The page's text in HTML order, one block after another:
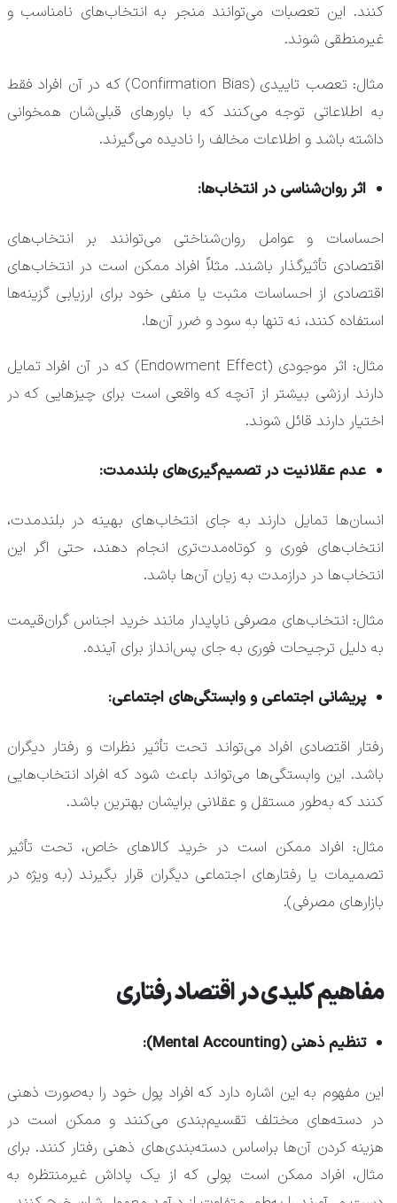
کنند. این تعصبات می‌توانند منجر به انتخاب‌های نامناسب و
غیرمنطقی شوند.
مثال: تعصب تاییدی (Confirmation Bias) که در آن افراد فقط
به اطلاعاتی توجه می‌کنند که با باورهای قبلی‌شان همخوانی
داشته باشد و اطلاعات مخالف را نادیده می‌گیرند.
اثر روان‌شناسی در انتخاب‌ها:
احساسات و عوامل روان‌شناختی می‌توانند بر انتخاب‌های
اقتصادی تأثیرگذار باشند. مثلاً افراد ممکن است در انتخاب‌های
اقتصادی از احساسات مثبت یا منفی خود برای ارزیابی گزینه‌ها
استفاده کنند، نه تنها به سود و ضرر آن‌ها.
مثال: اثر موجودی (Endowment Effect) که در آن افراد تمایل
دارند ارزشی بیشتر از آنچه که واقعی است برای چیزهایی که در
اختیار دارند قائل شوند.
عدم عقلانیت در تصمیم‌گیری‌های بلندمدت:
انسان‌ها تمایل دارند به جای انتخاب‌های بهینه در بلندمدت،
انتخاب‌های فوری و کوتاه‌مدت‌تری انجام دهند، حتی اگر این
انتخاب‌ها در درازمدت به زیان آن‌ها باشد.
مثال: انتخاب‌های مصرفی ناپایدار مانند خرید اجناس گران‌قیمت
به دلیل ترجیحات فوری به جای پس‌انداز برای آینده.
پریشانی اجتماعی و وابستگی‌های اجتماعی:
رفتار اقتصادی افراد می‌تواند تحت تأثیر نظرات و رفتار دیگران
باشد. این وابستگی‌ها می‌تواند باعث شود که افراد انتخاب‌هایی
کنند که به‌طور مستقل و عقلانی برایشان بهترین باشد.
مثال: افراد ممکن است در خرید کالاهای خاص، تحت تأثیر
تصمیمات یا رفتارهای اجتماعی دیگران قرار بگیرند (به ویژه در
بازارهای مصرفی).
مفاهیم کلیدی در اقتصاد رفتاری
تنظیم ذهنی (Mental Accounting):
این مفهوم به این اشاره دارد که افراد پول خود را به‌صورت ذهنی
در دسته‌های مختلف تقسیم‌بندی می‌کنند و ممکن است در
هزینه کردن آن‌ها براساس دسته‌بندی‌های ذهنی رفتار کنند. برای
مثال، افراد ممکن است پولی که از یک پاداش غیرمنتظره به